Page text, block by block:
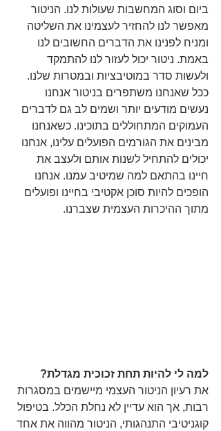
ביום וסוג המחשבות שעולות לנו. הניטור
מאפשר לנו להחזיר לעצמינו את השליטה
ומניח לפנינו את הדברים החשובים לנו
באמת. ניטור יכול לעזור לנו להתמקד
ולעשות סדר במוטיבציות ובמטרות שלנו.
ככל שאנחנו משתפרים בניטור אנחנו
נעשים מודעים יותר ושמים לב גם לדברים
העמוקים המתחוללים בתוכינו. כשאנחנו
מבינים את הגורמים הפועלים עלינו, אנחנו
יכולים להתחיל לשנות אותם ולעצב את
חיינו בהתאם למה שמיטיב עמנו. אנחנו
הופכים להיות סוכן אקטיבי בחיינו ופועלים
מתוך ההיכרות העצמית שצברנו.
למה לי להיות תחת זכוכית מגדלת?
את רעיון הניטור העצמי מיישמים במסגרות
רבות, אך הוא עדיין לא נחלת הכלל. בטיפול
קוגניטיבי התנהגותי, הניטור מהווה את אחד